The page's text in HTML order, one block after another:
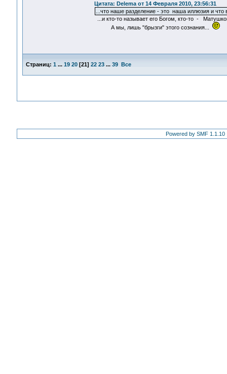
Цитата: Delema от 14 Февраля 2010, 23:56:31
...что наше разделение - это наша иллюзия и что
...и кто-то называет его Богом, кто-то -
А мы, лишь "брызги" этого сознания...
Страниц: 1 ... 19 20[21] 22 23 ... 39 Все
Powered by SMF 1.1.10